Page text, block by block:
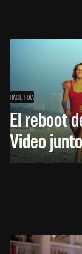
HACE 1 DÍA
El reboot
Video